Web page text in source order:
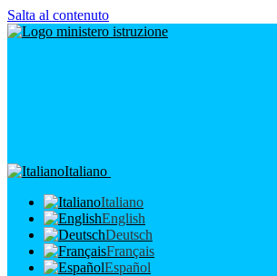
Salta al contenuto
Italiano
Italiano
English
Deutsch
Français
Español